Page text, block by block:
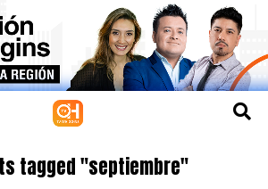
tagged "septiembre"